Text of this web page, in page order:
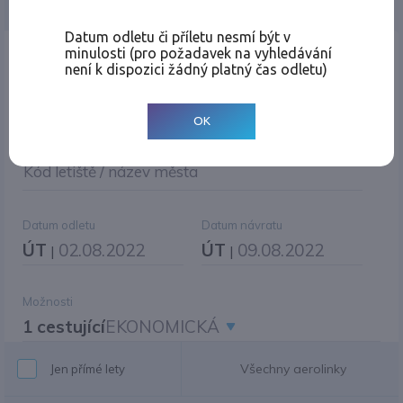
Místo odletu
Kód letiště / název města
Datum odletu
ÚT | 02.08.2022
Datum návratu
ÚT | 09.08.2022
Možnosti
1 cestujícíEKONOMICKÁ
Jen přímé lety Všechny aerolinky
Datum odletu či příletu nesmí být v
minulosti (pro požadavek na vyhledávání
není k dispozici žádný platný čas odletu)
OK